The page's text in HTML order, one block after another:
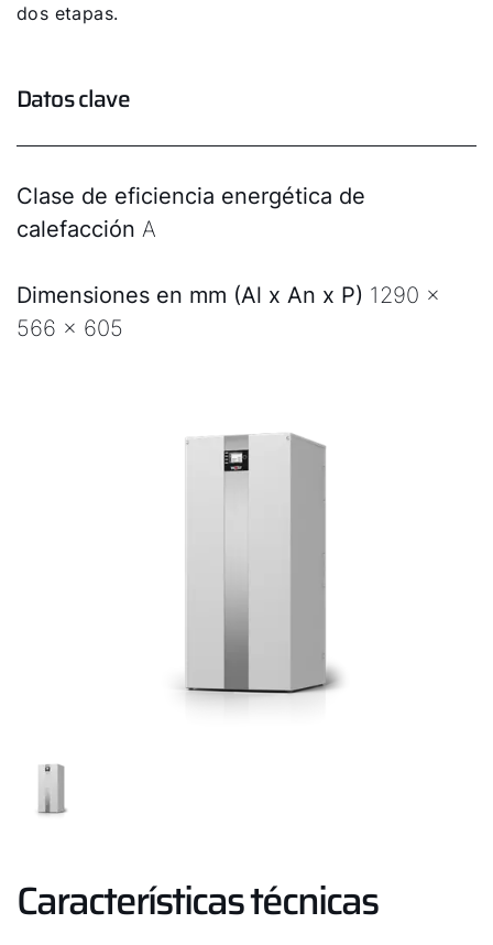
dos etapas.
Datos clave
Clase de eficiencia energética de
calefacción A
Dimensiones en mm (Al x An x P) 1290 x
566 x 605
Características técnicas